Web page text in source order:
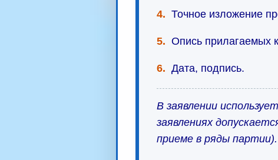
4. Точное изложение
5. Опись прилагаемых
6. Дата, подпись.
В заявлении
заявлениях
приеме в ряды партии).